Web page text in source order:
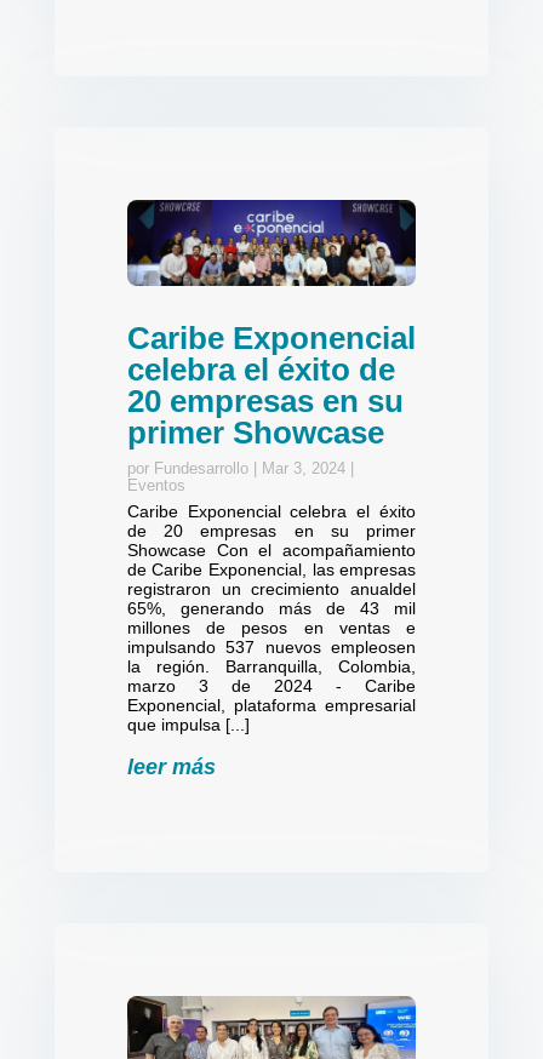
Caribe Exponencial
celebra el éxito de
20 empresas en su
primer Showcase
por Fundesarrollo| Mar 3, 2024|
Eventos
Caribe Exponencial celebra el éxito
de 20 empresas en su primer
Showcase Con el acompañamiento
de Caribe Exponencial, las empresas
registraron un crecimiento anualdel
65%, generando más de 43 mil
millones de pesos en ventas e
impulsando 537 nuevos empleosen
la región. Barranquilla, Colombia,
marzo 3 de 2024 - Caribe
Exponencial, plataforma empresarial
que impulsa [...]
leer más